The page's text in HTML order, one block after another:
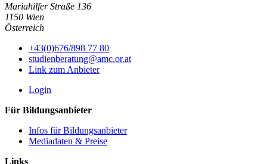
Mariahilfer Straße 136
1150 Wien
Österreich
+43(0)676/898 77 80
studienberatung@amc.or.at
Link zum Anbieter
Login
Für Bildungsanbieter
Infos für Bildungsanbieter
Mediadaten & Preise
Links